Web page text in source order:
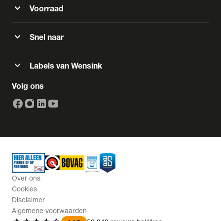
expand_more Voorraad
expand_more Snel naar
expand_more Labels van Wensink
Volg ons
Over ons
Cookies
Disclaimer
Algemene voorwaarden